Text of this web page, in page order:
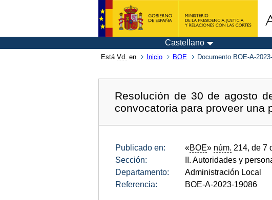
Castellano
Está Vd. en Inicio BOE Documento BOE-A-
Resolución de 30 de agosto
convocatoria para proveer una
Publicado en: «BOE» núm. 214, de 7
Sección:
II. Autoridades y
Departamento:
Administración Local
Referencia:
BOE-A-2023-19086